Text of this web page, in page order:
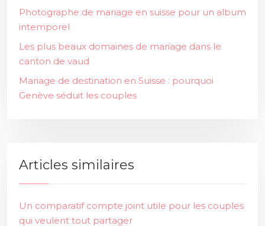
Photographe de mariage en suisse pour un album
intemporel
Les plus beaux domaines de mariage dans le
canton de vaud
Mariage de destination en Suisse : pourquoi
Genève séduit les couples
Articles similaires
Un comparatif compte joint utile pour les couples
qui veulent tout partager